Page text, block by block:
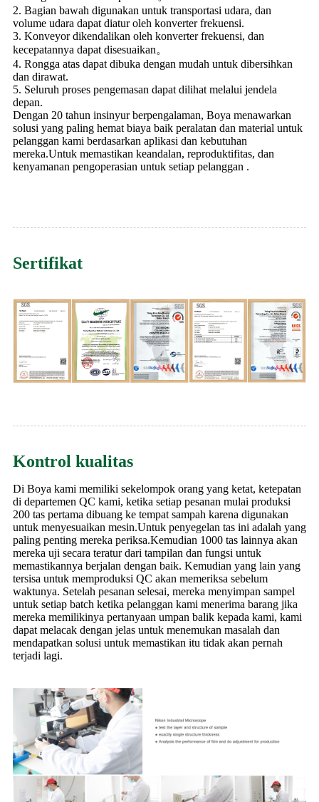
2. Bagian bawah digunakan untuk transportasi udara, dan
volume udara dapat diatur oleh konverter frekuensi.
3. Konveyor dikendalikan oleh konverter frekuensi, dan
kecepatannya dapat disesuaikan。
4. Rongga atas dapat dibuka dengan mudah untuk dibersihkan
dan dirawat.
5. Seluruh proses pengemasan dapat dilihat melalui jendela
depan.
Dengan 20 tahun insinyur berpengalaman, Boya menawarkan
solusi yang paling hemat biaya baik peralatan dan material untuk
pelanggan kami berdasarkan aplikasi dan kebutuhan
mereka.Untuk memastikan keandalan, reproduktifitas, dan
kenyamanan pengoperasian untuk setiap pelanggan .
Sertifikat
Kontrol kualitas
Di Boya kami memiliki sekelompok orang yang ketat, ketepatan
di departemen QC kami, ketika setiap pesanan mulai produksi
200 tas pertama dibuang ke tempat sampah karena digunakan
untuk menyesuaikan mesin.Untuk penyegelan tas ini adalah yang
paling penting mereka periksa.Kemudian 1000 tas lainnya akan
mereka uji secara teratur dari tampilan dan fungsi untuk
memastikannya berjalan dengan baik. Kemudian yang lain yang
tersisa untuk memproduksi QC akan memeriksa sebelum
waktunya. Setelah pesanan selesai, mereka menyimpan sampel
untuk setiap batch ketika pelanggan kami menerima barang jika
mereka memilikinya pertanyaan umpan balik kepada kami, kami
dapat melacak dengan jelas untuk menemukan masalah dan
mendapatkan solusi untuk memastikan itu tidak akan pernah
terjadi lagi.